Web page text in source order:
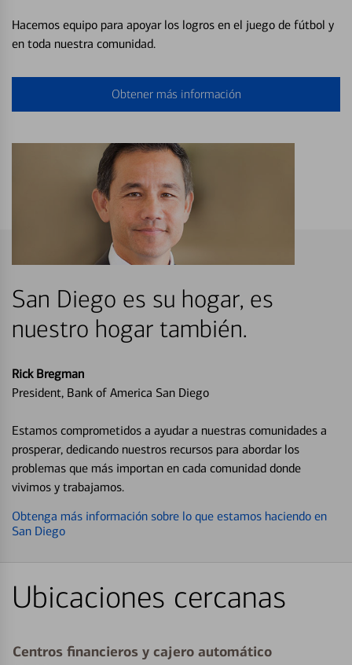
Hacemos equipo para apoyar los logros en el juego de fútbol y
en toda nuestra comunidad.
Obtener más información
San Diego es su hogar, es
nuestro hogar también.
Rick Bregman
President, Bank of America San Diego
Estamos comprometidos a ayudar a nuestras comunidades a
prosperar, dedicando nuestros recursos para abordar los
problemas que más importan en cada comunidad donde
vivimos y trabajamos.
Obtenga más información sobre lo que estamos haciendo en
San Diego
Ubicaciones cercanas
Centros financieros y cajero automático